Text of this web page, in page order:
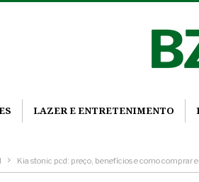
LAZER E ENTRETENIMENTO
Kia stonic pcd: preço, benefícios e como comprar